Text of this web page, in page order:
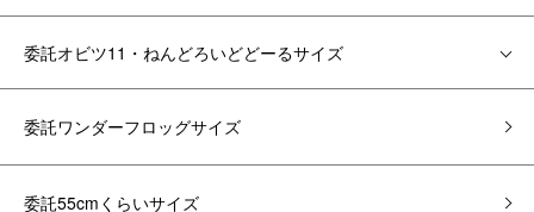
委託オビツ11・ねんどろいどどーるサイズ
委託ワンダーフロッグサイズ
委託55cmくらいサイズ